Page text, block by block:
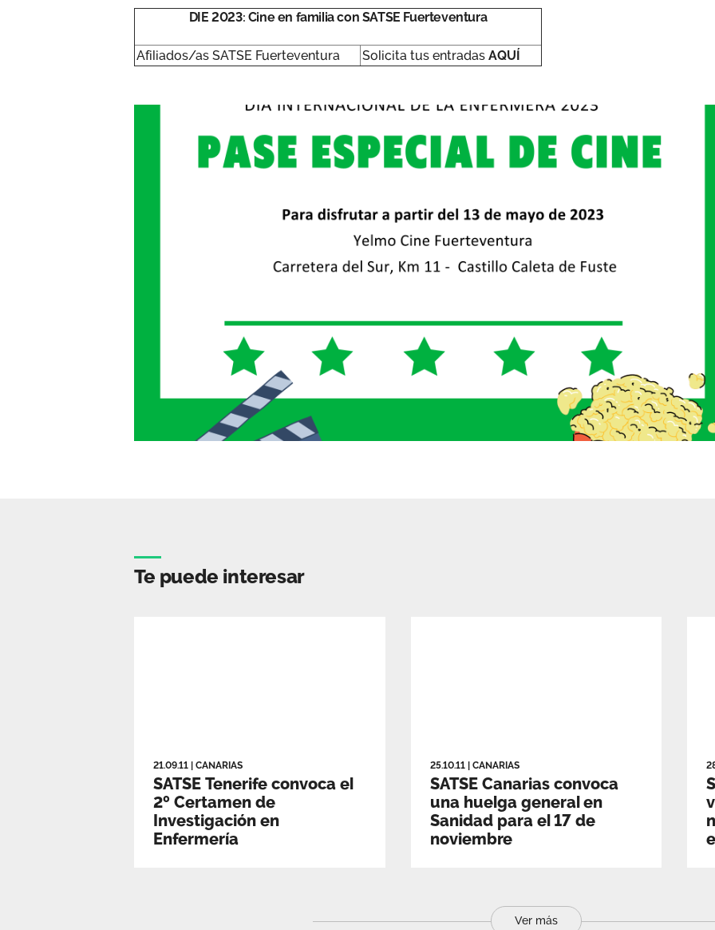
DIE 2023: Cine en familia con SATSE Fuerteventura
Afiliados/as SATSE Fuerteventura Solicita tus entradas AQUÍ
Te puede interesar
21.09.11 CANARIAS
SATSE Tenerife convoca el
2º Certamen de
Investigación en
Enfermería
25.10.11 CANARIAS
SATSE Canarias convoca
una huelga general en
Sanidad para el 17 de
noviembre
Ver más